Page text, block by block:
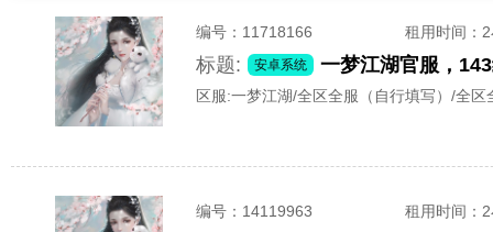
编号： 11718166 租用时间 ：
标题: 安卓系统 一梦江湖官服，
区服:一梦江湖/全区全服（自行填写）/全区
编号： 14119963 租用时间 ：